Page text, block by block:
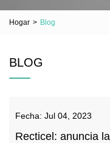
Hogar > Blog
BLOG
Fecha: Jul 04, 2023
Recticel: anuncia